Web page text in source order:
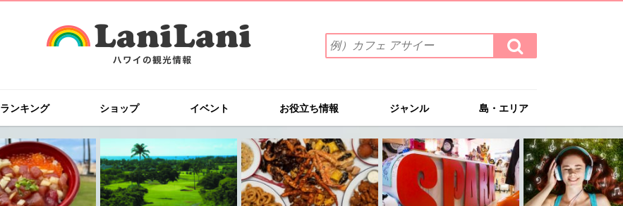
索
ワ
を
入
力
(例）
カ
フ
検
索
す
ランキング ショップ イベント お役立ち情報 ジャンル 島・エリア